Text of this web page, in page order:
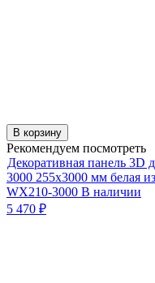
В корзину
Рекомендуем посмотреть
Декоративная панель 3D
3000 255х3000 мм белая
WX210-3000 В наличии
5 470 ₽